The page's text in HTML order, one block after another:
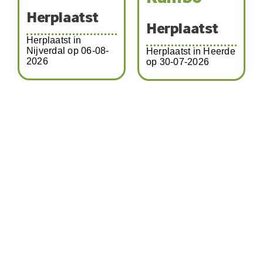
06-08-
Herplaatst in Heerde
Herplaatst in
op 01-08-2026